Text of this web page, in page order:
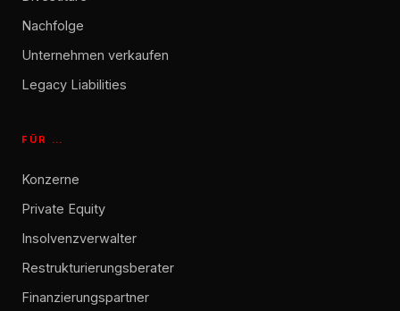
Nachfolge
Unternehmen verkaufen
Legacy Liabilities
FÜR …
Konzerne
Private Equity
Insolvenzverwalter
Restrukturierungsberater
Finanzierungspartner